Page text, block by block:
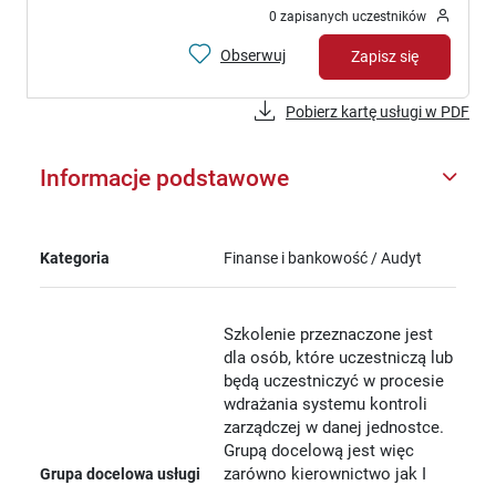
0 zapisanych uczestników
Obserwuj Zapisz się
Pobierz kartę usługi w PDF
Informacje podstawowe
Kategoria Finanse i bankowość / Audyt
Grupa docelowa usługi
Szkolenie przeznaczone jest
dla osób, które uczestniczą lub
będą uczestniczyć w procesie
wdrażania systemu kontroli
zarządczej w danej jednostce.
Grupą docelową jest więc
zarówno kierownictwo jak I